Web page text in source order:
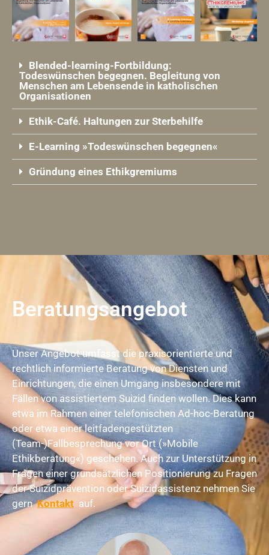
Blended-learning-Fortbildung:
Todeswünschen begegnen. Begleitung von
Menschen am Lebensende in katholischen
Organisationen
Ethik-Café. Haltungen zur Sterbehilfe
E-Learning »Todeswünschen begegnen«
Gründung eines Ethikgremiums
Beratungsangebot
Unser Angebot umfasst die praxisorientierte und
rechtlich informierte Beratung von Diensten und
Einrichtungen, die einen Umgang insbesondere mit
Fällen von assistiertem Suizid finden wollen. Dies kann
etwa im Rahmen einer telefonischen Ad-hoc-Beratung
oder etwa einer leitfadengestützten
(Team-)Fallbesprechung vor Ort (»Mobile
Ethikberatung«) geschehen. Auch zur Unterstützung in
Fragen einer grundsätzlichen Positionierung zu Fragen
der Suizidprävention oder Suizidassistenz nehmen Sie
gernKontakt auf.